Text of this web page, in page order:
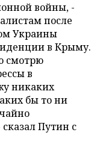
войны, -
после
Украины
в Крыму.
смотрю
в
никаких
бы то ни
Путин с